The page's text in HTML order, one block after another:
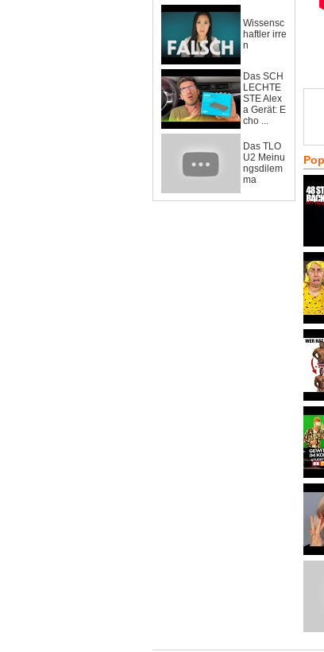
Wissensc
haftler irre
n
Das SCH
LECHTE
STE Alex
a Gerät: E
cho ...
Das TLO
U2 Meinu
ngsdilem
ma